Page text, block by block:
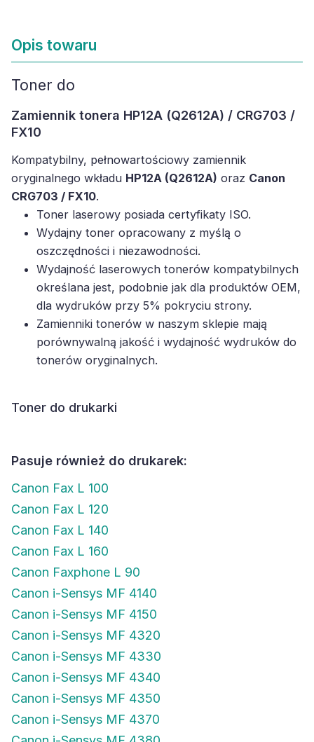
Opis towaru
Toner do
Zamiennik tonera HP12A (Q2612A) / CRG703 /
FX10
Kompatybilny, pełnowartościowy zamiennik
oryginalnego wkładu HP12A (Q2612A) oraz Canon
CRG703 / FX10.
Toner laserowy posiada certyfikaty ISO.
Wydajny toner opracowany z myślą o
oszczędności i niezawodności.
Wydajność laserowych tonerów kompatybilnych
określana jest, podobnie jak dla produktów OEM,
dla wydruków przy 5% pokryciu strony.
Zamienniki tonerów w naszym sklepie mają
porównywalną jakość i wydajność wydruków do
tonerów oryginalnych.
Toner do drukarki
Pasuje również do drukarek:
Canon Fax L 100
Canon Fax L 120
Canon Fax L 140
Canon Fax L 160
Canon Faxphone L 90
Canon i-Sensys MF 4140
Canon i-Sensys MF 4150
Canon i-Sensys MF 4320
Canon i-Sensys MF 4330
Canon i-Sensys MF 4340
Canon i-Sensys MF 4350
Canon i-Sensys MF 4370